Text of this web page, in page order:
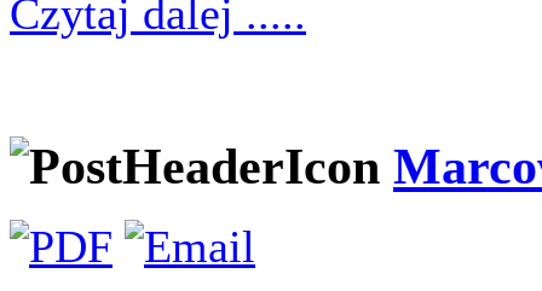
Czytaj dalej .....